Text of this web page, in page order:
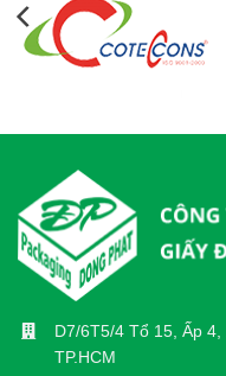
D7/6T5/4 Tổ 15, Ấp
TP.HCM